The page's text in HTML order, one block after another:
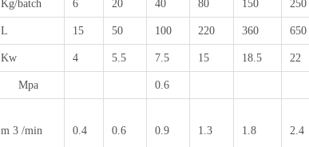
Kg/batch
6
20
40
80
150
250
L 15 50 100 220 360 650
Kw 4 5.5 7.5 15 18.5 22
Mpa 0.6
m 3 /min 0.4 0.6 0.9 1.3 1.8 2.4